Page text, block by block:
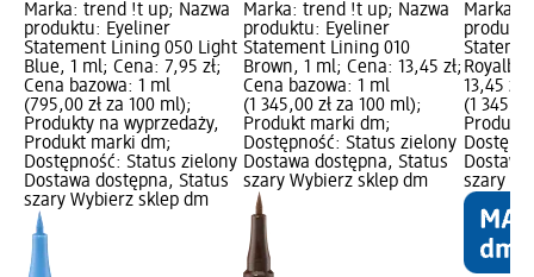
Marka: trend !t up; Nazwa
produktu: Eyeliner
Statement Lining 050 Light
Blue, 1 ml; Cena: 7,95 zł;
Cena bazowa: 1 ml
(795,00 zł za 100 ml);
Produkty na wyprzedaży,
Produkt marki dm;
Dostępność: Status zielony
Dostawa dostępna, Status
szary Wybierz sklep dm
Marka: trend !t up; Nazwa
produktu: Eyeliner
Statement Lining 010
Brown, 1 ml; Cena: 13,45 zł;
Cena bazowa: 1 ml
(1 345,00 zł za 100 ml);
Produkt marki dm;
Dostępność: Status zielony
Dostawa dostępna, Status
szary Wybierz sklep dm
Marka:
13,45
(1
Produkt
szary